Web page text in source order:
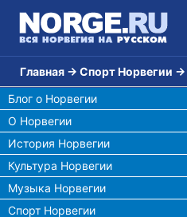
Главная → Спорт Норвегии →
Блог о Норвегии
О Норвегии
История Норвегии
Культура Норвегии
Музыка Норвегии
Спорт Норвегии